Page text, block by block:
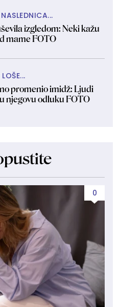
izgledom: Neki kažu
mame FOTO
promenio imidž: Ljudi
njegovu odluku FOTO
0